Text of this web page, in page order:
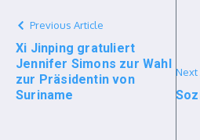
Previous Article
Xi Jinping gratuliert
Jennifer Simons zur Wahl
zur Präsidentin von
Suriname
Next